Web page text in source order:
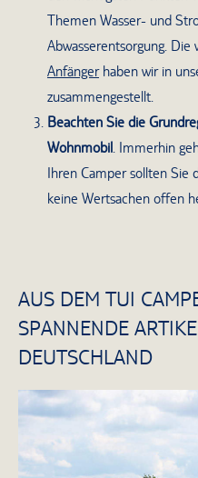
Themen Wasser- und
Abwasserentsorgung. Die
Anfängerhaben wir in
zusammengestellt.
Beachten Sie die
Wohnmobil. Immerhin
Ihren Camper sollten Sie
keine Wertsachen offen
AUS DEM TUI
SPANNENDE
DEUTSCHLAND